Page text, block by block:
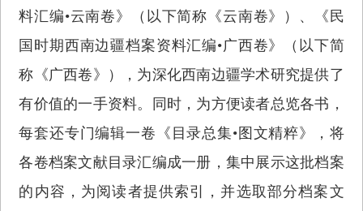
料汇编•云南卷》（以下简称《云南卷》）、《民
国时期西南边疆档案资料汇编•广西卷》（以下简
称《广西卷》），为深化西南边疆学术研究提供了
有价值的一手资料。同时，为方便读者总览各书，
每套还专门编辑一卷《目录总集•图文精粹》，将
各卷档案文献目录汇编成一册，集中展示这批档案
的内容，为阅读者提供索引，并选取部分档案文